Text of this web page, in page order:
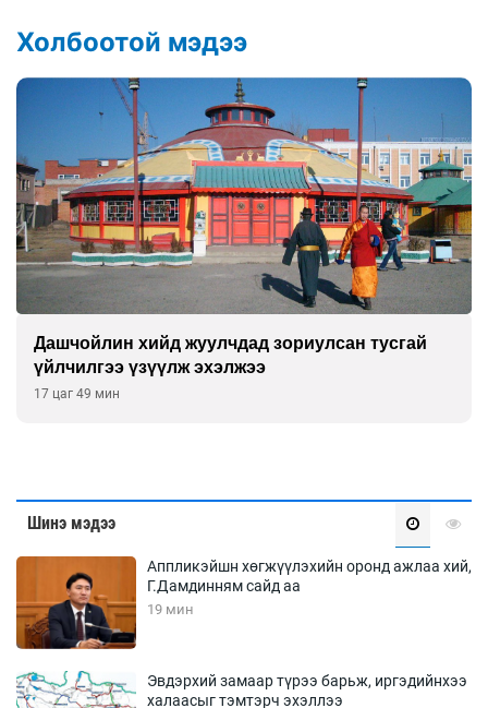
Холбоотой мэдээ
Дашчойлин хийд жуулчдад зориулсан тусгай
үйлчилгээ үзүүлж эхэлжээ
17 цаг 49 мин
Шинэ мэдээ
Аппликэйшн хөгжүүлэхийн оронд ажлаа хий,
Г.Дамдинням сайд аа
19 мин
Эвдэрхий замаар түрээ барьж, иргэдийнхээ
халаасыг тэмтэрч эхэллээ